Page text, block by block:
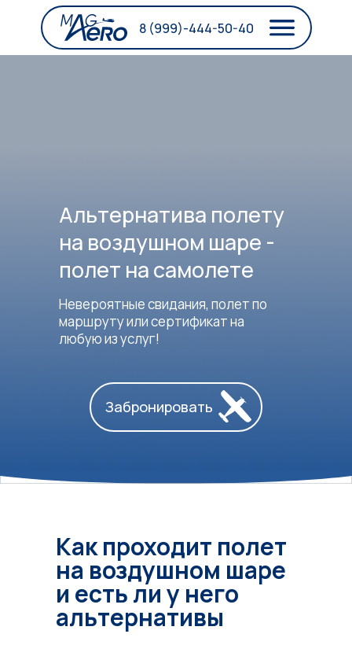
8 (999)-444-50-40
Альтернатива полету
на воздушном шаре -
полет на самолете
Невероятные свидания, полет по
маршруту или сертификат на
любую из услуг!
Забронировать
Как проходит полет
на воздушном шаре
и есть ли у него
альтернативы